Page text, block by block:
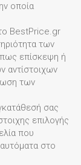
οποία
BestPrice.gr
των
επίσκεψη ή
αντίστοιχων
των
σας
επιλογής
που
στο